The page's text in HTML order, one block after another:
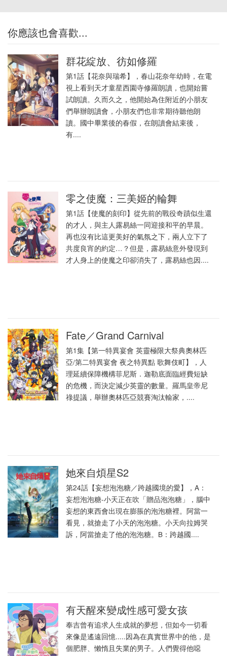
你應該也會喜歡...
群花綻放、彷如修羅
第1話【花奈與瑞希】，春山花奈年幼時，在電
視上看到天才童星西園寺修羅朗讀，也開始嘗
試朗讀。久而久之，他開始為住附近的小朋友
們舉辦朗讀會，小朋友們也非常期待聽他朗
讀。國中畢業後的春假，在朗讀會結束後，
有....
零之使魔：三美姬的輪舞
第1話【使魔的刻印】從先前的戰役奇蹟似生還
的才人，與主人露易絲一同迎接和平的早晨。
再也沒有比這更美好的氣氛之下，兩人立下了
共度良宵的約定…？但是，露易絲意外發現到
才人身上的使魔之印卻消失了，露易絲也因....
Fate／Grand Carnival
第1集【第一特異宴會 英靈極限大祭典奧林匹
亞/第二特異宴會 夜之特異點 歌舞伎町】，人
理延續保障機構菲尼斯．迦勒底面臨經費短缺
的危機，而決定減少英靈的數量。羅馬皇帝尼
祿提議，舉辦奧林匹亞競賽淘汰輸家，....
她來自煩星S2
第24話【妄想泡泡糖／跨越國境的愛】，A：
妄想泡泡糖-小天正在吹「贈品泡泡糖」，腦中
妄想的東西會出現在膨脹的泡泡糖裡。阿當一
看見，就搶走了小天的泡泡糖。小天向拉姆哭
訴，阿當搶走了他的泡泡糖。B：跨越國....
有天醒來變成性感可愛女孩
奉吉曾有追求人生成就的夢想，但如今一切看
來像是遙遠回憶.....因為在真實世界中的他，是
個肥胖、懶惰且失業的男子。人們覺得他噁